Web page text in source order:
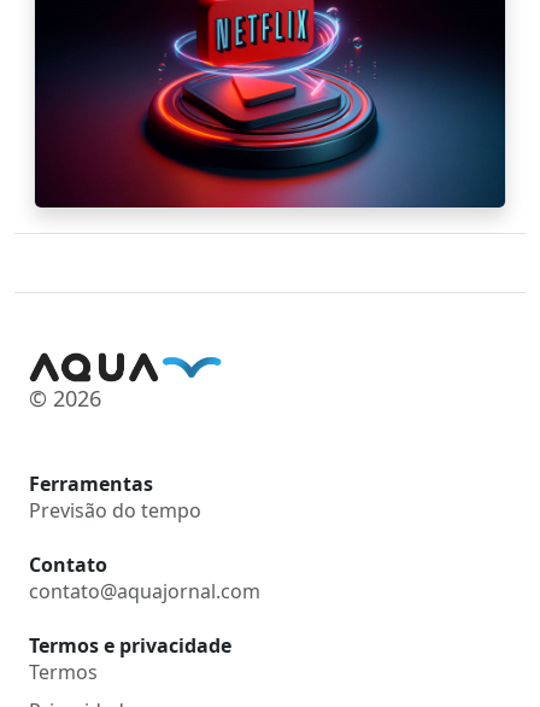
© 2026
Ferramentas
Previsão do tempo
Contato
contato@aquajornal.com
Termos e privacidade
Termos